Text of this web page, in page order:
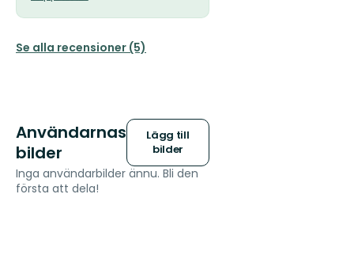
Se alla recensioner (5)
Användarnas
bilder
Lägg till
bilder
Inga användarbilder ännu. Bli den
första att dela!